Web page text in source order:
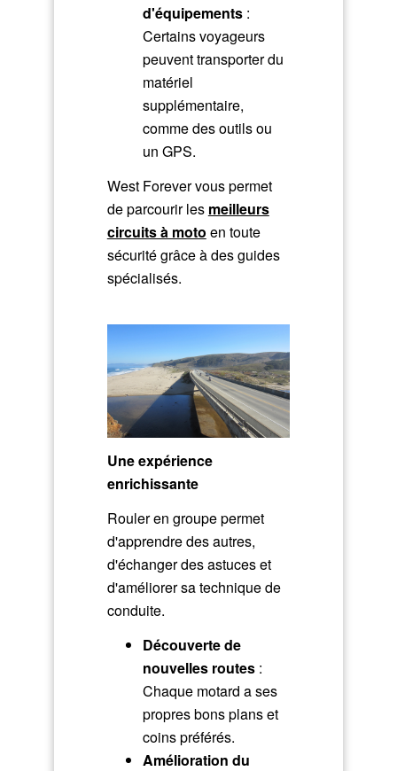
d'équipements:
Certains voyageurs
peuvent transporter du
matériel
supplémentaire,
comme des outils ou
un GPS.
West Forever vous permet
de parcourir les meilleurs
circuits à moto en toute
sécurité grâce à des guides
spécialisés.
Une expérience
enrichissante
Rouler en groupe permet
d'apprendre des autres,
d'échanger des astuces et
d'améliorer sa technique de
conduite.
Découverte de
nouvelles routes:
Chaque motard a ses
propres bons plans et
coins préférés.
Amélioration du